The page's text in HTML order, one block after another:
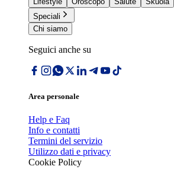
Speciali
Chi siamo
Seguici anche su
Area personale
Help e Faq
Info e contatti
Termini del servizio
Utilizzo dati e privacy
Cookie Policy